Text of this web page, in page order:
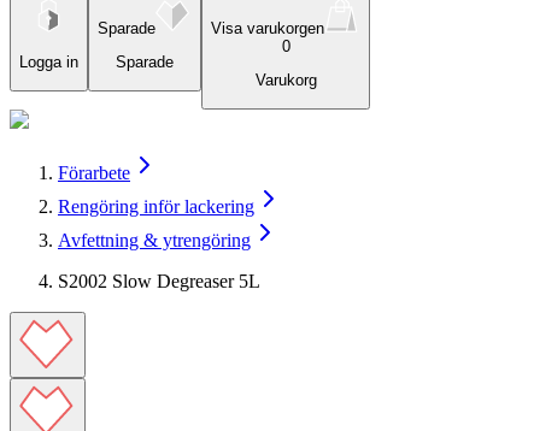
Logga in
Sparade
Sparade
Visa varukorgen
0
Varukorg
Förarbete
Rengöring inför lackering
Avfettning & ytrengöring
S2002 Slow Degreaser 5L